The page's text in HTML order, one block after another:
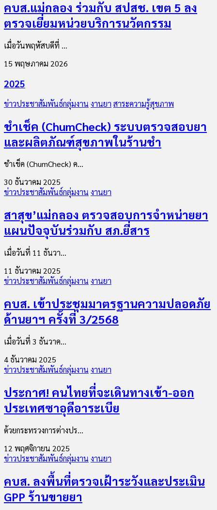
คบส.แม่กลอง ร่วมกับ สปสช. เขต 5 ลง
ตรวจเยี่ยมหน่วยบริการนวัตกรรม
เมื่อวันพฤหัสบดีที่ ...
15 พฤษภาคม 2026
2025
ข่าวประชาสัมพันธ์กลุ่มงาน งานยา สาระความรู้สุขภาพ
ชำเช็ค (ChumCheck) ระบบตรวจสอบยา
และผลิตภัณฑ์สุขภาพในร้านชำ
ชำเช็ค (ChumCheck) ค...
30 ธันวาคม 2025
ข่าวประชาสัมพันธ์กลุ่มงาน งานยา
สาสุข’แม่กลอง ตรวจสอบการจำหน่ายยา
แผนปัจจุบันร่วมกับ สภ.ยี่สาร
เมื่อวันที่ 11 ธันวา...
11 ธันวาคม 2025
ข่าวประชาสัมพันธ์กลุ่มงาน งานยา
คบส. เข้าประชุมมาตรฐานความปลอดภัย
ด้านยาฯ ครั้งที่ 3/2568
เมื่อวันที่ 3 ธันวาค...
4 ธันวาคม 2025
ข่าวประชาสัมพันธ์กลุ่มงาน งานยา
ประกาศ! คนไทยที่จะเดินทางเข้า-ออก
ประเทศซาอุดีอาระเบีย
ด้วยกระทรวงการต่างปร...
12 พฤศจิกายน 2025
ข่าวประชาสัมพันธ์กลุ่มงาน งานยา
คบส. ลงพื้นที่ตรวจเฝ้าระวังและประเมิน
GPP ร้านขายยา